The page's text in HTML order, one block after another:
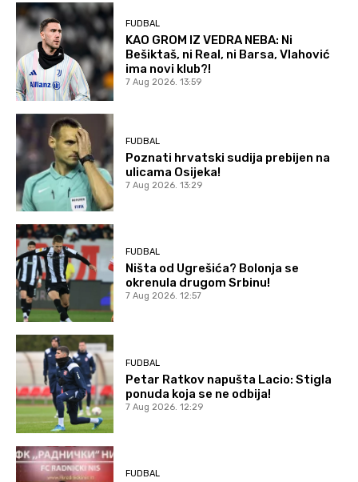
FUDBAL
KAO GROM IZ VEDRA NEBA: Ni
Bešiktaš, ni Real, ni Barsa, Vlahović
ima novi klub?!
7 Aug 2026. 13:59
FUDBAL
Poznati hrvatski sudija prebijen na
ulicama Osijeka!
7 Aug 2026. 13:29
FUDBAL
Ništa od Ugrešića? Bolonja se
okrenula drugom Srbinu!
7 Aug 2026. 12:57
FUDBAL
Petar Ratkov napušta Lacio: Stigla
ponuda koja se ne odbija!
7 Aug 2026. 12:29
FUDBAL